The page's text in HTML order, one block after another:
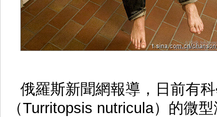
俄羅斯新聞網報導，日前有
（Turritopsis nutricula）的微